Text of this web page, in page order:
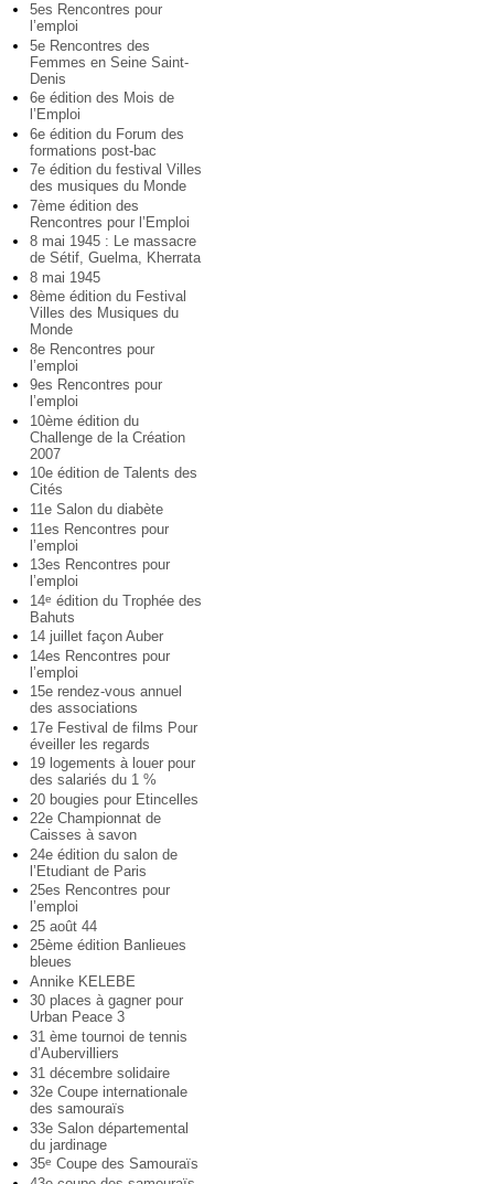
5es Rencontres pour
l’emploi
5e Rencontres des
Femmes en Seine Saint-
Denis
6e édition des Mois de
l’Emploi
6e édition du Forum des
formations post-bac
7e édition du festival Villes
des musiques du Monde
7ème édition des
Rencontres pour l’Emploi
8 mai 1945 : Le massacre
de Sétif, Guelma, Kherrata
8 mai 1945
8ème édition du Festival
Villes des Musiques du
Monde
8e Rencontres pour
l’emploi
9es Rencontres pour
l’emploi
10ème édition du
Challenge de la Création
2007
10e édition de Talents des
Cités
11e Salon du diabète
11es Rencontres pour
l’emploi
13es Rencontres pour
l’emploi
14e édition du Trophée des
Bahuts
14 juillet façon Auber
14es Rencontres pour
l’emploi
15e rendez-vous annuel
des associations
17e Festival de films Pour
éveiller les regards
19 logements à louer pour
des salariés du 1 %
20 bougies pour Etincelles
22e Championnat de
Caisses à savon
24e édition du salon de
l’Etudiant de Paris
25es Rencontres pour
l’emploi
25 août 44
25ème édition Banlieues
bleues
Annike KELEBE
30 places à gagner pour
Urban Peace 3
31 ème tournoi de tennis
d’Aubervilliers
31 décembre solidaire
32e Coupe internationale
des samouraïs
33e Salon départemental
du jardinage
35e Coupe des Samouraïs